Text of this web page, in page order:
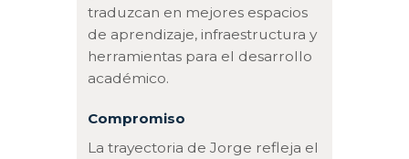
traduzcan en mejores espacios
de aprendizaje, infraestructura y
herramientas para el desarrollo
académico.
Compromiso
La trayectoria de Jorge refleja el